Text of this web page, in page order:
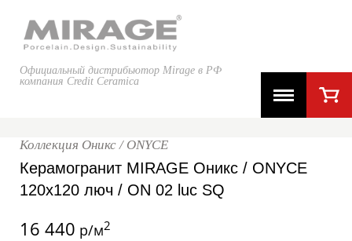
Официальный дистрибьютор Mirage в РФ
компания Credit Ceramica
Коллекция Оникс / ONYCE
Керамогранит MIRAGE Оникс / ONYCE
120x120 люч / ON 02 luc SQ
16 440 р/м2